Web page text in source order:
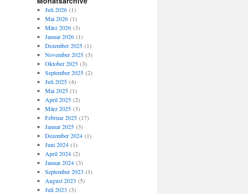
Juli 2026(1)
Mai 2026(1)
März 2026(3)
Januar 2026(1)
Dezember 2025(1)
November 2025(3)
Oktober 2025(3)
September 2025(2)
Juli 2025(4)
Mai 2025(1)
April 2025(2)
März 2025(3)
Februar 2025(17)
Januar 2025(3)
Dezember 2024(1)
Juni 2024(1)
April 2024(2)
Januar 2024(3)
September 2023 (1)
August 2023 (5)
Juli 2023 (3)